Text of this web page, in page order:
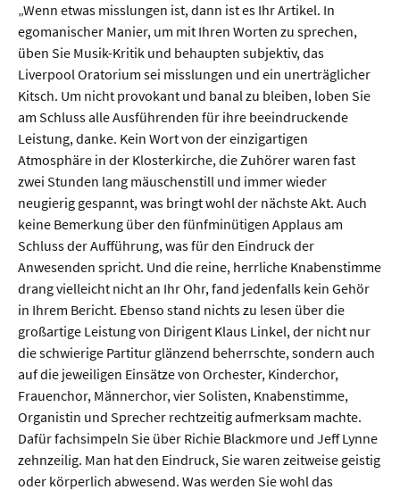
„Wenn etwas misslungen ist, dann ist es Ihr Artikel. In
egomanischer Manier, um mit Ihren Worten zu sprechen,
üben Sie Musik-Kritik und behaupten subjektiv, das
Liverpool Oratorium sei misslungen und ein unerträglicher
Kitsch. Um nicht provokant und banal zu bleiben, loben Sie
am Schluss alle Ausführenden für ihre beeindruckende
Leistung, danke. Kein Wort von der einzigartigen
Atmosphäre in der Klosterkirche, die Zuhörer waren fast
zwei Stunden lang mäuschenstill und immer wieder
neugierig gespannt, was bringt wohl der nächste Akt. Auch
keine Bemerkung über den fünfminütigen Applaus am
Schluss der Aufführung, was für den Eindruck der
Anwesenden spricht. Und die reine, herrliche Knabenstimme
drang vielleicht nicht an Ihr Ohr, fand jedenfalls kein Gehör
in Ihrem Bericht. Ebenso stand nichts zu lesen über die
großartige Leistung von Dirigent Klaus Linkel, der nicht nur
die schwierige Partitur glänzend beherrschte, sondern auch
auf die jeweiligen Einsätze von Orchester, Kinderchor,
Frauenchor, Männerchor, vier Solisten, Knabenstimme,
Organistin und Sprecher rechtzeitig aufmerksam machte.
Dafür fachsimpeln Sie über Richie Blackmore und Jeff Lynne
zehnzeilig. Man hat den Eindruck, Sie waren zeitweise geistig
oder körperlich abwesend. Was werden Sie wohl das